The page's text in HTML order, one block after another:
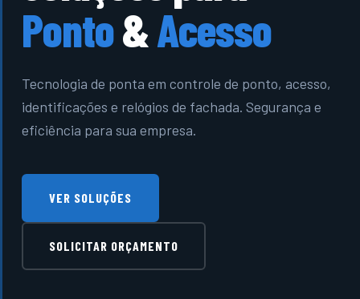
Ponto&Acesso
Tecnologia de ponta em controle de ponto, acesso,
identificações e relógios de fachada. Segurança e
eficiência para sua empresa.
VER SOLUÇÕES
SOLICITAR ORÇAMENTO